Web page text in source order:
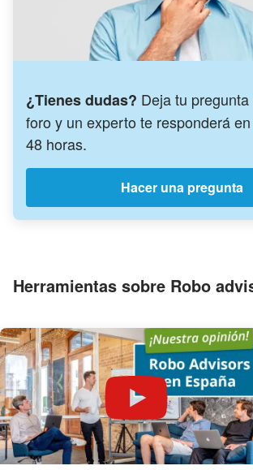
¿Tienes dudas? Deja tu
foro y un experto te responderá
48 horas.
Hacer una pregunta
Herramientas sobre Robo